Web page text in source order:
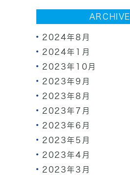
ARCHIVE
2024年8月
2024年1月
2023年10月
2023年9月
2023年8月
2023年7月
2023年6月
2023年5月
2023年4月
2023年3月